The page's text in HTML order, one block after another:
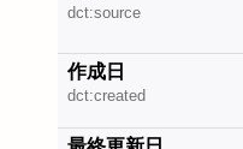
dct:source
作成日
dct:created